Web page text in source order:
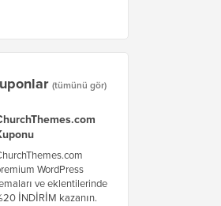
(tümünü gör)
WordPress
ve eklentilerinde
İNDİRİM kazanın.